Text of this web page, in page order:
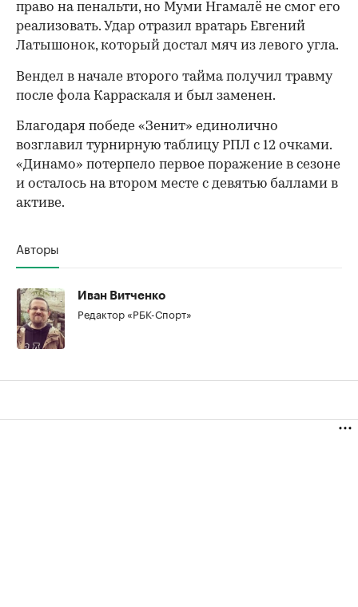
право на пенальти, но Муми Нгамалё не смог его
реализовать. Удар отразил вратарь Евгений
Латышонок, который достал мяч из левого угла.
Вендел в начале второго тайма получил травму
после фола Карраскаля и был заменен.
Благодаря победе «Зенит» единолично
возглавил турнирную таблицу РПЛ с 12 очками.
«Динамо» потерпело первое поражение в сезоне
и осталось на втором месте с девятью баллами в
активе.
Авторы
Иван Витченко
Редактор «РБК-Спорт»